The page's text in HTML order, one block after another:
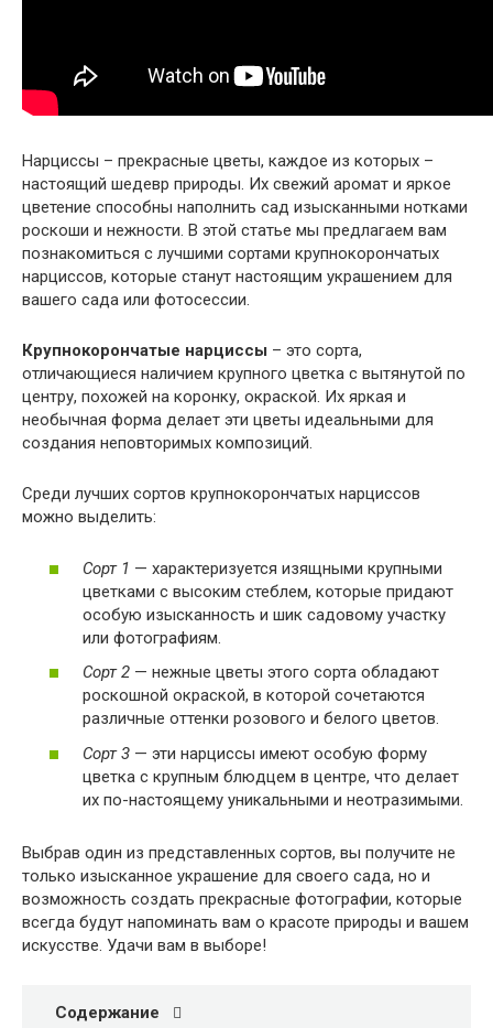
Нарциссы – прекрасные цветы, каждое из которых –
настоящий шедевр природы. Их свежий аромат и яркое
цветение способны наполнить сад изысканными нотками
роскоши и нежности. В этой статье мы предлагаем вам
познакомиться с лучшими сортами крупнокорончатых
нарциссов, которые станут настоящим украшением для
вашего сада или фотосессии.
Крупнокорончатые нарциссы – это сорта,
отличающиеся наличием крупного цветка с вытянутой по
центру, похожей на коронку, окраской. Их яркая и
необычная форма делает эти цветы идеальными для
создания неповторимых композиций.
Среди лучших сортов крупнокорончатых нарциссов
можно выделить:
Сорт 1 — характеризуется изящными крупными
цветками с высоким стеблем, которые придают
особую изысканность и шик садовому участку
или фотографиям.
Сорт 2 — нежные цветы этого сорта обладают
роскошной окраской, в которой сочетаются
различные оттенки розового и белого цветов.
Сорт 3 — эти нарциссы имеют особую форму
цветка с крупным блюдцем в центре, что делает
их по-настоящему уникальными и неотразимыми.
Выбрав один из представленных сортов, вы получите не
только изысканное украшение для своего сада, но и
возможность создать прекрасные фотографии, которые
всегда будут напоминать вам о красоте природы и вашем
искусстве. Удачи вам в выборе!
Содержание